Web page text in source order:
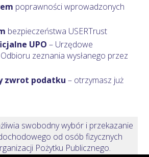
poprawności wprowadzonych
bezpieczeństwa USERTrust
UPO – Urzędowe
zeznania wysłanego przez
zwrot podatku – otrzymasz już
swobodny wybór i przekazanie
od osób fizycznych
Pożytku Publicznego.